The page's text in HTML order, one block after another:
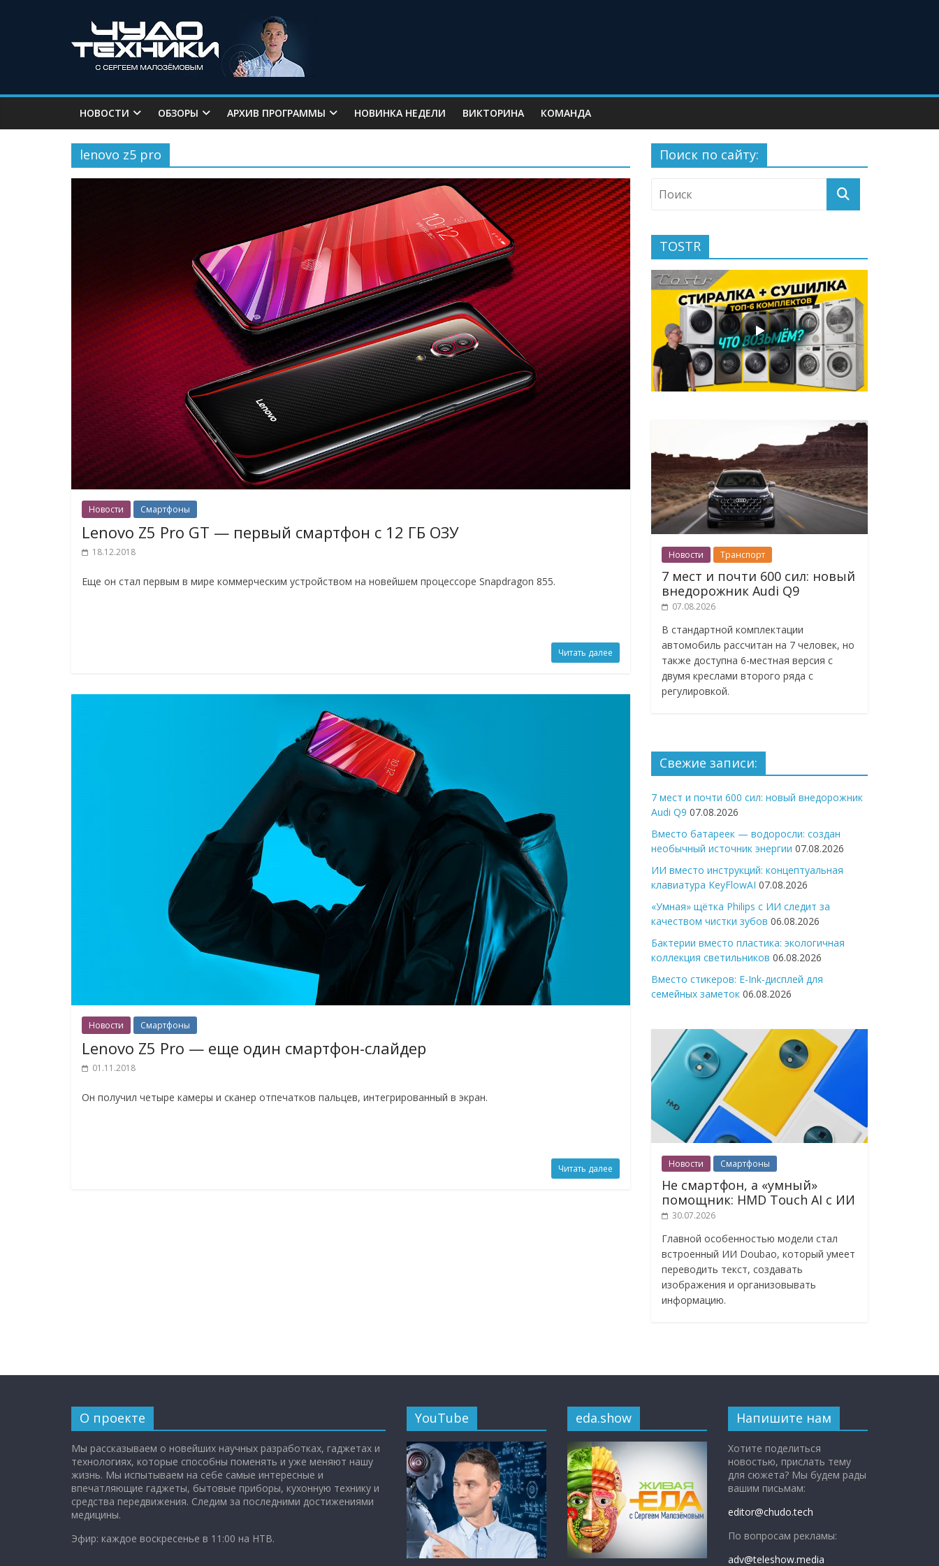
НОВОСТИ ОБЗОРЫ АРХИВ ПРОГРАММЫ НОВИНКА НЕДЕЛИ ВИКТОРИНА КОМАНДА
lenovo z5 pro
Новости Смартфоны
Lenovo Z5 Pro GT — первый смартфон с 12 ГБ ОЗУ
18.12.2018
Еще он стал первым в мире коммерческим устройством на новейшем процессоре Snapdragon 855.
Читать далее
Новости Смартфоны
Lenovo Z5 Pro — еще один смартфон-слайдер
01.11.2018
Он получил четыре камеры и сканер отпечатков пальцев, интегрированный в экран.
Читать далее
Поиск по сайту:
TOSTR
Новости Транспорт
7 мест и почти 600 сил: новый
внедорожник Audi Q9
07.08.2026
В стандартной комплектации
автомобиль рассчитан на 7 человек, но
также доступна 6-местная версия с
двумя креслами второго ряда с
регулировкой.
Свежие записи:
7 мест и почти 600 сил: новый внедорожник
Audi Q9 07.08.2026
Вместо батареек — водоросли: создан
необычный источник энергии 07.08.2026
ИИ вместо инструкций: концептуальная
клавиатура KeyFlowAI 07.08.2026
«Умная» щётка Philips с ИИ следит за
качеством чистки зубов 06.08.2026
Бактерии вместо пластика: экологичная
коллекция светильников 06.08.2026
Вместо стикеров: E-Ink-дисплей для
семейных заметок 06.08.2026
Новости Смартфоны
Не смартфон, а «умный»
помощник: HMD Touch AI с ИИ
30.07.2026
Главной особенностью модели стал
встроенный ИИ Doubao, который умеет
переводить текст, создавать
изображения и организовывать
информацию.
О проекте
Мы рассказываем о новейших научных разработках, гаджетах и
технологиях, которые способны поменять и уже меняют нашу
жизнь. Мы испытываем на себе самые интересные и
впечатляющие гаджеты, бытовые приборы, кухонную технику и
средства передвижения. Следим за последними достижениями
медицины.
Эфир: каждое воскресенье в 11:00 на НТВ.
YouTube eda.show Напишите нам
Хотите поделиться
новостью, прислать тему
для сюжета? Мы будем рады
вашим письмам:
editor@chudo.tech
По вопросам рекламы:
adv@teleshow.media